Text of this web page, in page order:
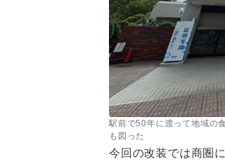
駅前で50年に渡って地域の
も図った
今回の改装では商圏